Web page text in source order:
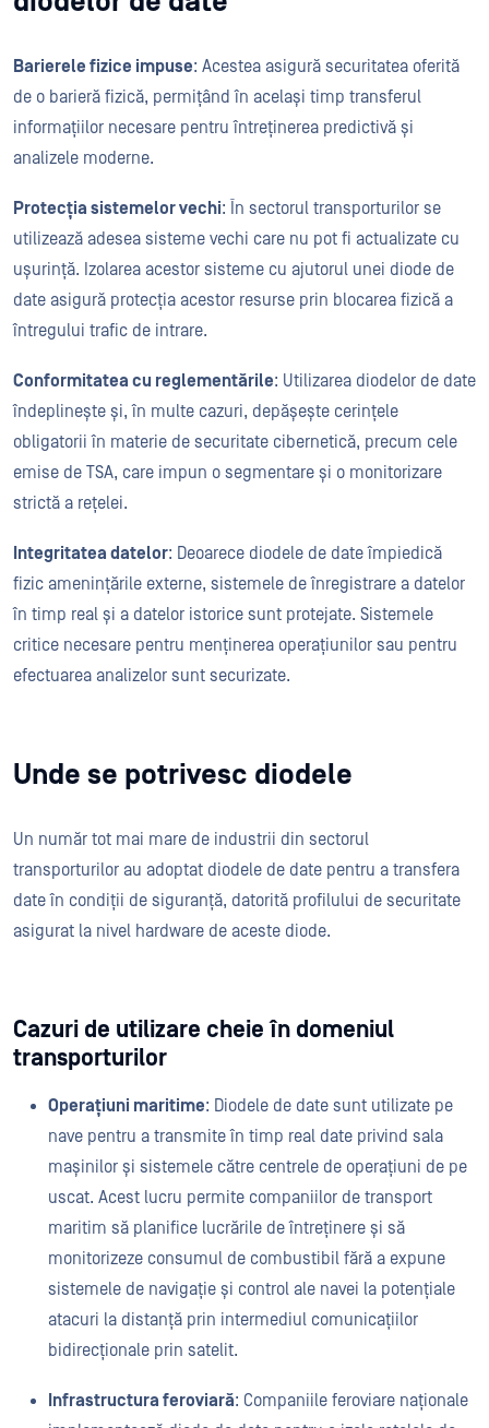
Barierele fizice impuse: Acestea asigură securitatea oferită
de o barieră fizică, permițând în același timp transferul
informațiilor necesare pentru întreținerea predictivă și
analizele moderne.
Protecția sistemelor vechi: În sectorul transporturilor se
utilizează adesea sisteme vechi care nu pot fi actualizate cu
ușurință. Izolarea acestor sisteme cu ajutorul unei diode de
date asigură protecția acestor resurse prin blocarea fizică a
întregului trafic de intrare.
Conformitatea cu reglementările: Utilizarea diodelor de date
îndeplinește și, în multe cazuri, depășește cerințele
obligatorii în materie de securitate cibernetică, precum cele
emise de TSA, care impun o segmentare și o monitorizare
strictă a rețelei.
Integritatea datelor: Deoarece diodele de date împiedică
fizic amenințările externe, sistemele de înregistrare a datelor
în timp real și a datelor istorice sunt protejate. Sistemele
critice necesare pentru menținerea operațiunilor sau pentru
efectuarea analizelor sunt securizate.
Unde se potrivesc diodele
Un număr tot mai mare de industrii din sectorul
transporturilor au adoptat diodele de date pentru a transfera
date în condiții de siguranță, datorită profilului de securitate
asigurat la nivel hardware de aceste diode.
Cazuri de utilizare cheie în domeniul
transporturilor
Operațiuni maritime: Diodele de date sunt utilizate pe
nave pentru a transmite în timp real date privind sala
mașinilor și sistemele către centrele de operațiuni de pe
uscat. Acest lucru permite companiilor de transport
maritim să planifice lucrările de întreținere și să
monitorizeze consumul de combustibil fără a expune
sistemele de navigație și control ale navei la potențiale
atacuri la distanță prin intermediul comunicațiilor
bidirecționale prin satelit.
Infrastructura feroviară: Companiile feroviare naționale